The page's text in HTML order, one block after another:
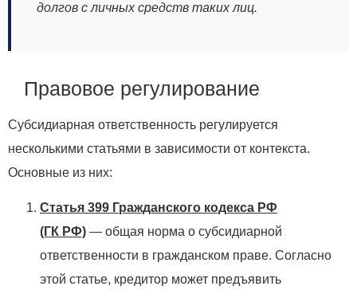
долгов с личных средств таких лиц.
Правовое регулирование
Субсидиарная ответственность регулируется
несколькими статьями в зависимости от контекста.
Основные из них:
Статья 399 Гражданского кодекса РФ
(ГК РФ) — общая норма о субсидиарной
ответственности в гражданском праве. Согласно
этой статье, кредитор может предъявить